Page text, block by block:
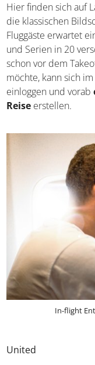
Hier finden sich auf
die klassischen
Fluggäste erwartet
und Serien in 20
schon vor dem
möchte, kann sich
einloggen und vorab
Reise erstellen.
In-flight
United